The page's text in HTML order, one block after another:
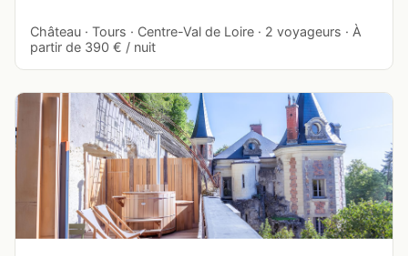
Château · Tours · Centre-Val de Loire · 2 voyageurs · À
partir de 390 € / nuit